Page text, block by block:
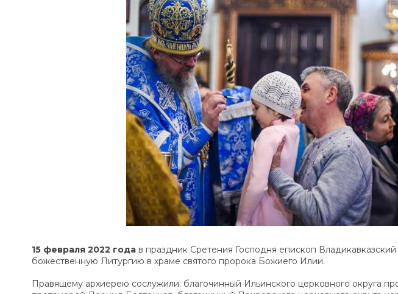
15 февраля 2022 года в праздник Сретения Господня епископ
божественную Литургию в храме святого пророка Божиего Илии.
Правящему архиерею сослужили: благочинный Ильинского церковного округа